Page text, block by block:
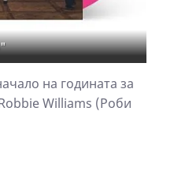
на годината за
Williams (Роби